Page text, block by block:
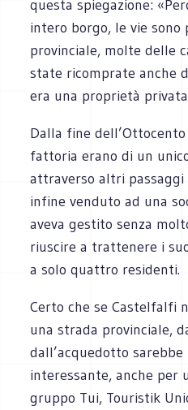
questa spiegazione:
intero borgo, le vie sono
provinciale, molte delle
state ricomprate anche
era una proprietà
Dalla fine
fattoria erano di un
attraverso altri
infine venduto ad una
aveva gestito senza
riuscire a trattenere i
a solo quattro residenti.
Certo che se Castelfalfi
una strada provinciale,
dall’acquedotto
interessante, anche per
gruppo Tui, Touristik